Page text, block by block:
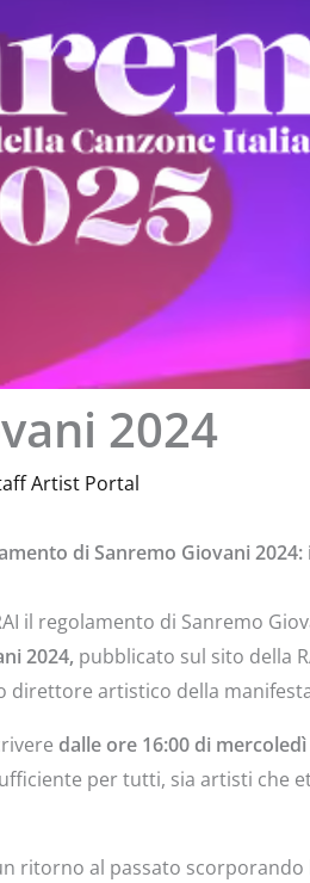
2024
Artist Portal
di Sanremo Giovani
il regolamento di Sanremo
2024, pubblicato sul sito della
direttore artistico della
dalle ore 16:00 di
per tutti, sia artisti che
ritorno al passato scorporando